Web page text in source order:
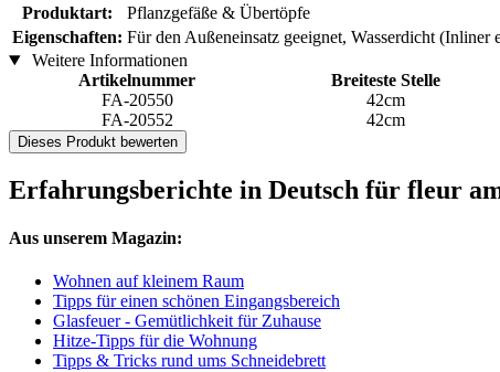
Produktart:
Pflanzgefäße & Übertöpfe
Eigenschaften: Für den Außeneinsatz geeignet, Wasserdicht (Inliner
Weitere Informationen
Artikelnummer
Breiteste Stelle
FA-20550
42cm
FA-20552
42cm
Dieses Produkt bewerten
Erfahrungsberichte in Deutsch für fleur
Aus unserem Magazin:
Wohnen auf kleinem Raum
Tipps für einen schönen Eingangsbereich
Glasfeuer - Gemütlichkeit für Zuhause
Hitze-Tipps für die Wohnung
Tipps & Tricks rund ums Schneidebrett